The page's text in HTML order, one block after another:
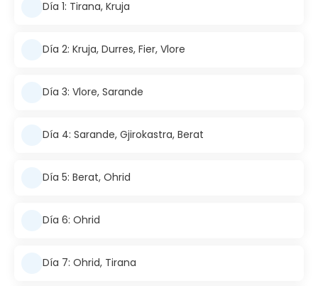
Día 1: Tirana, Kruja
Día 2: Kruja, Durres, Fier, Vlore
Día 3: Vlore, Sarande
Día 4: Sarande, Gjirokastra, Berat
Día 5: Berat, Ohrid
Día 6: Ohrid
Día 7: Ohrid, Tirana